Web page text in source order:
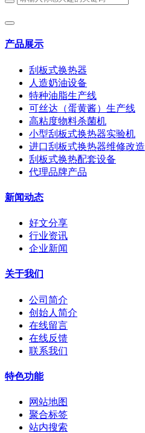
产品展示
刮板式换热器
人造奶油设备
特种油脂生产线
可丝达（蛋黄酱）生产线
高粘度物料杀菌机
小型刮板式换热器实验机
进口刮板式换热器维修改造
刮板式换热配套设备
代理品牌产品
新闻动态
好文分享
行业资讯
企业新闻
关于我们
公司简介
创始人简介
在线留言
在线反馈
联系我们
特色功能
网站地图
聚合标签
站内搜索